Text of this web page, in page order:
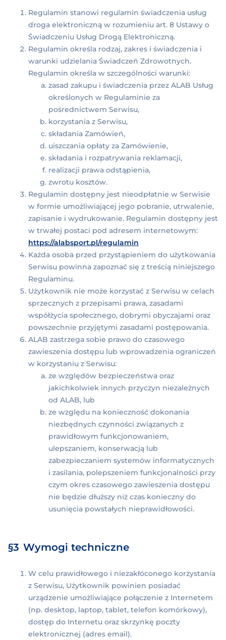
Regulamin stanowi regulamin świadczenia usług
droga elektroniczną w rozumieniu art. 8 Ustawy o
Świadczeniu Usług Drogą Elektroniczną.
Regulamin określa rodzaj, zakres i świadczenia i
warunki udzielania Świadczeń Zdrowotnych.
Regulamin określa w szczególności warunki:
zasad zakupu i świadczenia przez ALAB Usług
określonych w Regulaminie za
pośrednictwem Serwisu,
korzystania z Serwisu,
składania Zamówień,
uiszczania opłaty za Zamówienie,
składania i rozpatrywania reklamacji,
realizacji prawa odstąpienia,
zwrotu kosztów.
Regulamin dostępny jest nieodpłatnie w Serwisie
w formie umożliwiającej jego pobranie, utrwalenie,
zapisanie i wydrukowanie. Regulamin dostępny jest
w trwałej postaci pod adresem internetowym:
https://alabsport.pl/regulamin
Każda osoba przed przystąpieniem do użytkowania
Serwisu powinna zapoznać się z treścią niniejszego
Regulaminu.
Użytkownik nie może korzystać z Serwisu w celach
sprzecznych z przepisami prawa, zasadami
współżycia społecznego, dobrymi obyczajami oraz
powszechnie przyjętymi zasadami postępowania.
ALAB zastrzega sobie prawo do czasowego
zawieszenia dostępu lub wprowadzenia ograniczeń
w korzystaniu z Serwisu:
ze względów bezpieczeństwa oraz
jakichkolwiek innych przyczyn niezależnych
od ALAB, lub
ze względu na konieczność dokonania
niezbędnych czynności związanych z
prawidłowym funkcjonowaniem,
ulepszaniem, konserwacją lub
zabezpieczaniem systemów informatycznych
i zasilania, polepszeniem funkcjonalności przy
czym okres czasowego zawieszenia dostępu
nie będzie dłuższy niż czas konieczny do
usunięcia powstałych nieprawidłowości.
Wymogi techniczne
W celu prawidłowego i niezakłóconego korzystania
z Serwisu, Użytkownik powinien posiadać
urządzenie umożliwiające połączenie z Internetem
(np. desktop, laptop, tablet, telefon komórkowy),
dostęp do Internetu oraz skrzynkę poczty
elektronicznej (adres email).